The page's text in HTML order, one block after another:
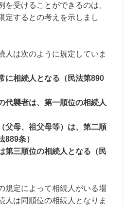
を受けることができるのは、
定するとの考えを示しまし
人は次のように規定していま
に相続人となる（民法第890
襲者は、第一順位の相続人
父母、祖父母等）は、第二順
889条）
第三順位の相続人となる（民
定によって相続人がいる場
人は同順位の相続人となりま